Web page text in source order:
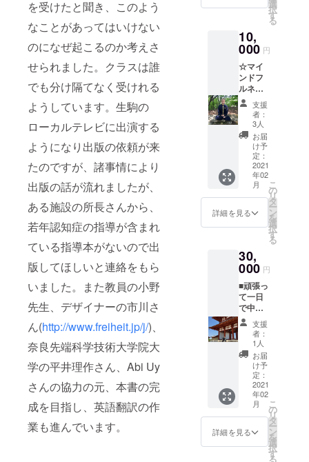
を受けたと聞き、このよう
なことがあってはいけない
のになぜ起こるのか考えさ
せられました。クラスは誰
でも分け隔てなく受けれる
ようしています。生駒の
ローカルテレビに出演する
ようになり出版の依頼が来
たのですが、諸事情により
出版の話が流れましたが、
ある施設の所長さんから、
若年認知症の指導が含まれ
ている指導本がないので出
版してほしいと連絡をもら
いました。また教員の小野
先生、デザイナーの市川さ
ん(http://www.freiheit.jp/j/)、
奈良先端科学技術大学院大
学の平井理作さん、Abi Uy
さんの協力の元、本書の完
成を目指し、英語翻訳の作
業も進んでいます。
ぐ橋渡し役
ネーター）
として、子
どもたちや
留学生が夢
や希望を
び、将来生
かしてほし
いという願
いで日々活
動をしてい
ない方
は、そ
お書き
いただ
ければ
幸いで
す。
もしく
はPDF
☆著書
からの
直筆お
手紙付
き 英語
の電子
書籍版
は来年4
月完成
予定で
す。 英
語版
Kindle
もしく
はPDF
届けし
ます(予
選
択
す
る
10,
000 円
☆マイ
ンドフ
ルネス
(初級編)
☆自然
門武術
の静坐
(坐禅)で
みなさ
まを瞑
想の世
界へお
誘いま
す。中
国武術
味のあ
る方は
是非、
挑戦し
て下さ
い。足
が痺れ
で坐禅
が組め
ないと
いう方
に特に
よろし
いかと
思いま
す。 ご
要望に
支援
者：
3人
お届
け予
定：
2021
年02
月
詳細を見る
こ
の
リ
タ
ー
ン
を
選
択
す
る
30,
000 円
■頑張っ
て一日
で中国
武術の
型を完
成させ
るコー
ス 一つ
の型を
覚えて
一生使
えるよ
うにし
ましょ
う。 自
支援
者：
1人
お届
け予
定：
2021
年02
月
詳細を見る
こ
の
リ
タ
ー
ン
を
選
択
す
る